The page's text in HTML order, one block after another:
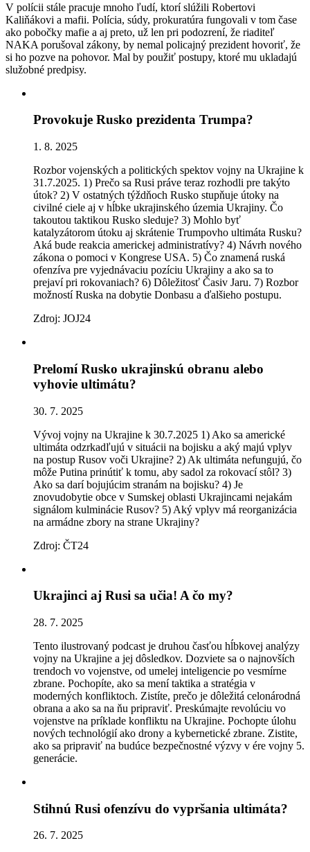
V polícii stále pracuje mnoho ľudí, ktorí slúžili Robertovi
Kaliňákovi a mafii. Polícia, súdy, prokuratúra fungovali v tom čase
ako pobočky mafie a aj preto, už len pri podozrení, že riaditeľ
NAKA porušoval zákony, by nemal policajný prezident hovoriť, že
si ho pozve na pohovor. Mal by použiť postupy, ktoré mu ukladajú
služobné predpisy.
Provokuje Rusko prezidenta Trumpa?
1. 8. 2025
Rozbor vojenských a politických spektov vojny na Ukrajine k
31.7.2025. 1) Prečo sa Rusi práve teraz rozhodli pre takýto
útok? 2) V ostatných týždňoch Rusko stupňuje útoky na
civilné ciele aj v hĺbke ukrajinského územia Ukrajiny. Čo
takoutou taktikou Rusko sleduje? 3) Mohlo byť
katalyzátorom útoku aj skrátenie Trumpovho ultimáta Rusku?
Aká bude reakcia americkej administratívy? 4) Návrh nového
zákona o pomoci v Kongrese USA. 5) Čo znamená ruská
ofenzíva pre vyjednávaciu pozíciu Ukrajiny a ako sa to
prejaví pri rokovaniach? 6) Dôležitosť Časiv Jaru. 7) Rozbor
možností Ruska na dobytie Donbasu a ďalšieho postupu.
Zdroj: JOJ24
Prelomí Rusko ukrajinskú obranu alebo
vyhovie ultimátu?
30. 7. 2025
Vývoj vojny na Ukrajine k 30.7.2025 1) Ako sa americké
ultimáta odzrkadľujú v situácii na bojisku a aký majú vplyv
na postup Rusov voči Ukrajine? 2) Ak ultimáta nefungujú, čo
môže Putina prinútiť k tomu, aby sadol za rokovací stôl? 3)
Ako sa darí bojujúcim stranám na bojisku? 4) Je
znovudobytie obce v Sumskej oblasti Ukrajincami nejakám
signálom kulminácie Rusov? 5) Aký vplyv má reorganizácia
na armádne zbory na strane Ukrajiny?
Zdroj: ČT24
Ukrajinci aj Rusi sa učia! A čo my?
28. 7. 2025
Tento ilustrovaný podcast je druhou časťou hĺbkovej analýzy
vojny na Ukrajine a jej dôsledkov. Dozviete sa o najnovších
trendoch vo vojenstve, od umelej inteligencie po vesmírne
zbrane. Pochopíte, ako sa mení taktika a stratégia v
moderných konfliktoch. Zistíte, prečo je dôležitá celonárodná
obrana a ako sa na ňu pripraviť. Preskúmajte revolúciu vo
vojenstve na príklade konfliktu na Ukrajine. Pochopte úlohu
nových technológií ako drony a kybernetické zbrane. Zistite,
ako sa pripraviť na budúce bezpečnostné výzvy v ére vojny 5.
generácie.
Stihnú Rusi ofenzívu do vypršania ultimáta?
26. 7. 2025